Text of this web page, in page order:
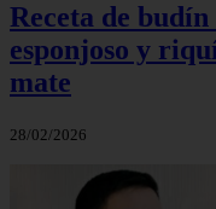
Receta de
esponjoso y
mate
28/02/2026